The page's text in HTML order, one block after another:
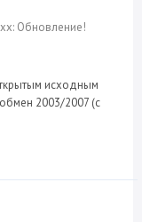
Обновление!
исходным
2003/2007 (с